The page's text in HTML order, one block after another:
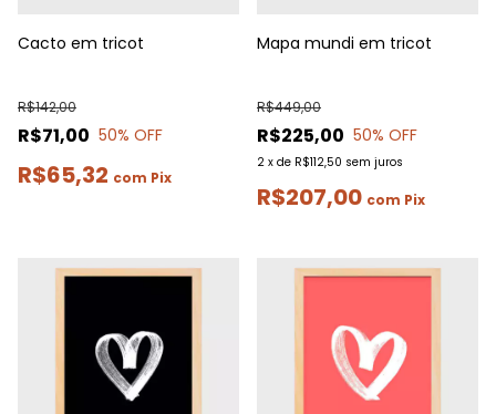
Cacto em tricot
R$71,00
R$142,00
50% OFF
R$65,32 com Pix
Mapa mundi em tricot
R$225,00
R$449,00
50% OFF
2 x de R$112,50 sem juros
R$207,00 com Pix